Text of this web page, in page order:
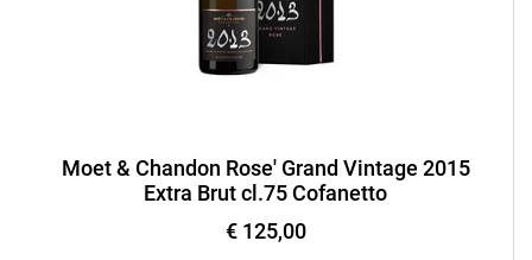
Moet & Chandon Rose' Grand Vintage 2015
Extra Brut cl.75 Cofanetto
€ 125,00